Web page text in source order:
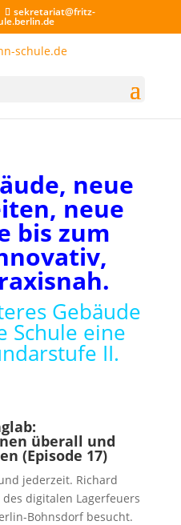
sekretariat@fritz-
neue
neue
bis zum
Gebäude
Schule eine
II.
überall und
(Episode 17)
jederzeit. Richard
digitalen Lagerfeuers
Bohnsdorf besucht.